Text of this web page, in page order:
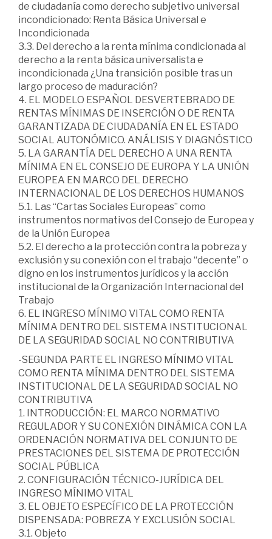
de ciudadanía como derecho subjetivo universal
incondicionado: Renta Básica Universal e
Incondicionada
3.3. Del derecho a la renta mínima condicionada al
derecho a la renta básica universalista e
incondicionada ¿Una transición posible tras un
largo proceso de maduración?
4. EL MODELO ESPAÑOL DESVERTEBRADO DE
RENTAS MÍNIMAS DE INSERCIÓN O DE RENTA
GARANTIZADA DE CIUDADANÍA EN EL ESTADO
SOCIAL AUTONÓMICO. ANÁLISIS Y DIAGNÓSTICO
5. LA GARANTÍA DEL DERECHO A UNA RENTA
MÍNIMA EN EL CONSEJO DE EUROPA Y LA UNIÓN
EUROPEA EN MARCO DEL DERECHO
INTERNACIONAL DE LOS DERECHOS HUMANOS
5.1. Las “Cartas Sociales Europeas” como
instrumentos normativos del Consejo de Europea y
de la Unión Europea
5.2. El derecho a la protección contra la pobreza y
exclusión y su conexión con el trabajo “decente” o
digno en los instrumentos jurídicos y la acción
institucional de la Organización Internacional del
Trabajo
6. EL INGRESO MÍNIMO VITAL COMO RENTA
MÍNIMA DENTRO DEL SISTEMA INSTITUCIONAL
DE LA SEGURIDAD SOCIAL NO CONTRIBUTIVA
-SEGUNDA PARTE EL INGRESO MÍNIMO VITAL
COMO RENTA MÍNIMA DENTRO DEL SISTEMA
INSTITUCIONAL DE LA SEGURIDAD SOCIAL NO
CONTRIBUTIVA
1. INTRODUCCIÓN: EL MARCO NORMATIVO
REGULADOR Y SU CONEXIÓN DINÁMICA CON LA
ORDENACIÓN NORMATIVA DEL CONJUNTO DE
PRESTACIONES DEL SISTEMA DE PROTECCIÓN
SOCIAL PÚBLICA
2. CONFIGURACIÓN TÉCNICO-JURÍDICA DEL
INGRESO MÍNIMO VITAL
3. EL OBJETO ESPECÍFICO DE LA PROTECCIÓN
DISPENSADA: POBREZA Y EXCLUSIÓN SOCIAL
3.1. Objeto